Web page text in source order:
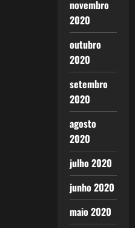
novembro
2020
outubro
2020
setembro
2020
agosto
2020
julho 2020
junho 2020
maio 2020